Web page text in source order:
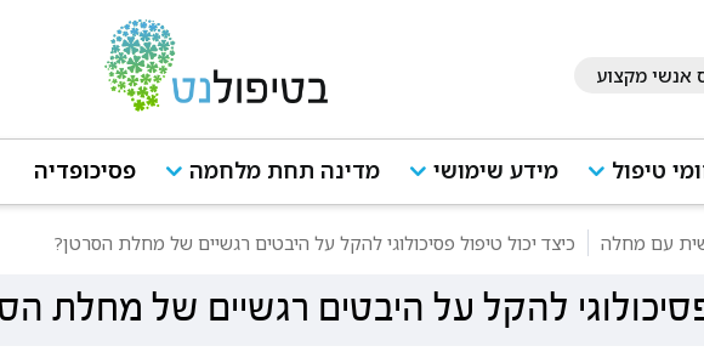
אנשי מקצוע
טיפול מידע שימושי מדינה תחת מלחמה פסיכופדיה
עם מחלה כיצד יכול טיפול פסיכולוגי להקל על היבטים רגשיים של מחלת הסרטן?
פסיכולוגי להקל על היבטים רגשיים של מחלת